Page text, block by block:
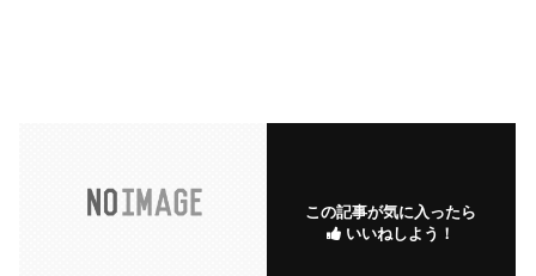
この記事が気に入ったら
いいねしよう！